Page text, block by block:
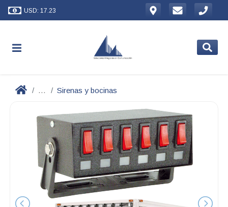
USD: 17.23
... Sirenas y bocinas